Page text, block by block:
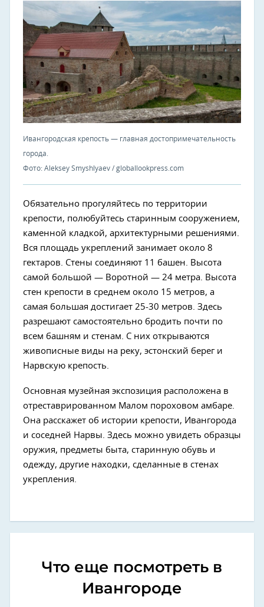
Ивангородская крепость — главная достопримечательность
города.
Фото: Aleksey Smyshlyaev / globallookpress.com
Обязательно прогуляйтесь по территории
крепости, полюбуйтесь старинным сооружением,
каменной кладкой, архитектурными решениями.
Вся площадь укреплений занимает около 8
гектаров. Стены соединяют 11 башен. Высота
самой большой — Воротной — 24 метра. Высота
стен крепости в среднем около 15 метров, а
самая большая достигает 25-30 метров. Здесь
разрешают самостоятельно бродить почти по
всем башням и стенам. С них открываются
живописные виды на реку, эстонский берег и
Нарвскую крепость.
Основная музейная экспозиция расположена в
отреставрированном Малом пороховом амбаре.
Она расскажет об истории крепости, Ивангорода
и соседней Нарвы. Здесь можно увидеть образцы
оружия, предметы быта, старинную обувь и
одежду, другие находки, сделанные в стенах
укрепления.
Что еще посмотреть в
Ивангороде